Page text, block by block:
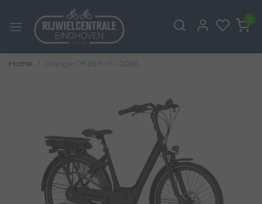
0
Home Orange C8 26 inch - 2026
Vorige